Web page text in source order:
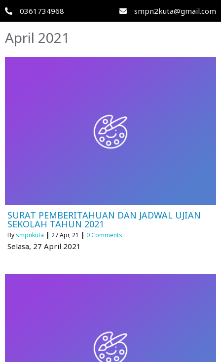
0361734968 smpn2kuta@gmail.com
April 2021
SURAT PEMBERITAHUAN DAN JADWAL UJIAN
SEKOLAH TAHUN 2021
By smpnkuta | 27Apr, 21 | 0 Comments
Selasa, 27 April 2021